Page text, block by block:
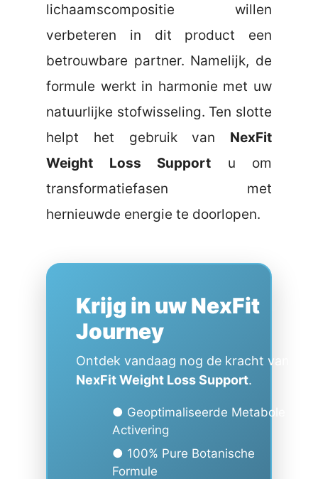
lichaamscompositie willen
verbeteren in dit product een
betrouwbare partner. Namelijk, de
formule werkt in harmonie met uw
natuurlijke stofwisseling. Ten slotte
helpt het gebruik van NexFit
Weight Loss Support u om
transformatiefasen met
hernieuwde energie te doorlopen.
Krijg in uw NexFit
Journey
Ontdek vandaag nog de kracht van
NexFit Weight Loss Support.
● Geoptimaliseerde Metabole
Activering
● 100% Pure Botanische
Formule